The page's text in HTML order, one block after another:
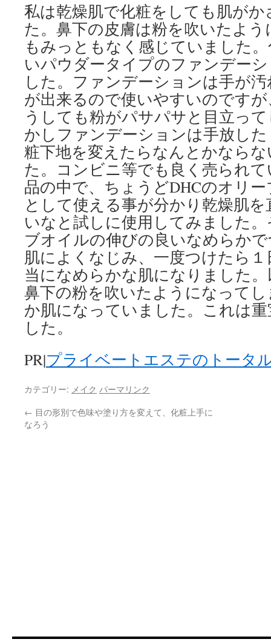
私は乾燥肌で化粧をしても肌が
た。鼻下の皮膚は粉を吹いたよ
もみっともなく感じていました
いパウダータイプのファンデー
した。ファンデーションは手が
が出来るので使いやすいのです
うしても粉がパサパサと目立っ
かしファンデーションは手放し
粧下地を変えたらなんとかなら
た。コンビニ等でも良く売られ
品の中で、ちょうどDHCのオリ
として使える事が分かり乾燥肌
いなと試しに使用してみました
ブオイルの伸びの良いなめらか
肌によくなじみ、一度つけたら
当になめらかな肌になりました
鼻下の粉を吹いたようになって
か肌になっていました。これは
した。
PR|プライベートエステのトータ
カテゴリー: メイク パーマリンク
← 目の形別で色味や塗り方を変えて、化粧上手に
なろう